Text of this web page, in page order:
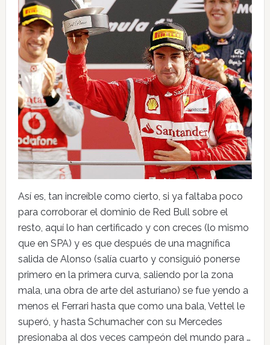
Así es, tan increíble como cierto, si ya faltaba poco
para corroborar el dominio de Red Bull sobre el
resto, aquí lo han certificado y con creces (lo mismo
que en SPA) y es que después de una magnífica
salida de Alonso (salía cuarto y consiguió ponerse
primero en la primera curva, saliendo por la zona
mala, una obra de arte del asturiano) se fue yendo a
menos el Ferrari hasta que como una bala, Vettel le
superó, y hasta Schumacher con su Mercedes
presionaba al dos veces campeón del mundo para …